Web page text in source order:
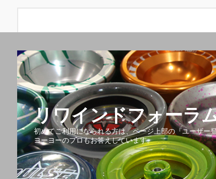
リワインドフォーラ
初めてご利用になられる方は、ページ上部の『ユーザー
ヨーヨーのプロもお答えしています。